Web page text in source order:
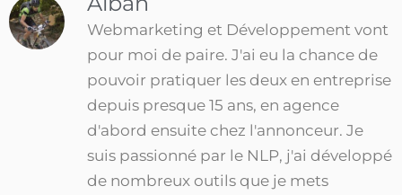
Webmarketing et Développement vont
pour moi de paire. J'ai eu la chance de
pouvoir pratiquer les deux en entreprise
depuis presque 15 ans, en agence
d'abord ensuite chez l'annonceur. Je
suis passionné par le NLP, j'ai développé
de nombreux outils que je mets